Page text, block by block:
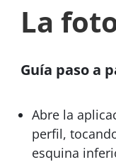
La
Guía paso a
Abre la
perfil,
esquina